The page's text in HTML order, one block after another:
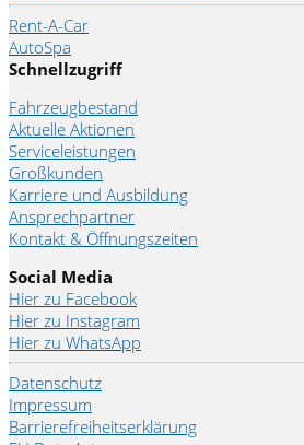
Rent-A-Car
AutoSpa
Schnellzugriff
Fahrzeugbestand
Aktuelle Aktionen
Serviceleistungen
Großkunden
Karriere und Ausbildung
Ansprechpartner
Kontakt & Öffnungszeiten
Social Media
Hier zu Facebook
Hier zu Instagram
Hier zu WhatsApp
Datenschutz
Impressum
Barrierefreiheitserklärung